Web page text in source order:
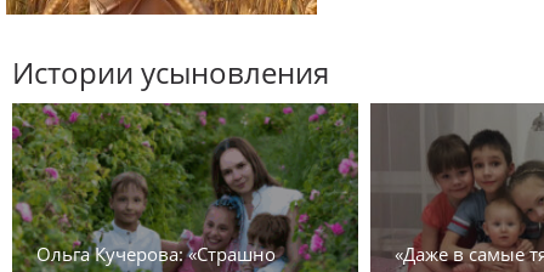
Истории усыновления
Ольга Кучерова: «Страшно
«Даже в самые